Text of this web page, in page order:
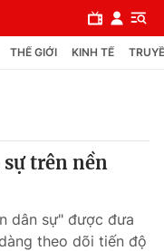
THẾ GIỚI KINH TẾ
trên nền
dân sự" được đưa
theo dõi tiến độ